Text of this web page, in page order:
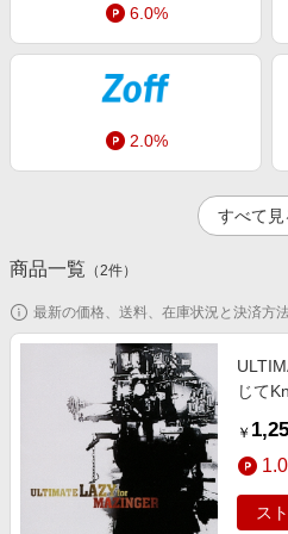
食品・スイーツ・お酒
日用品・キッチン用品
コスメ・健康・医薬品
キッズ・ベビー用品
家電・PC・スマホ・カメラ
ペット・花・DIY・車
旅行・レジャー・ホテル予約
生活・お役立ち
金融・マネー・保険
デジタルコンテンツ
ビジネス・その他サービス
初回購入者限定特典
新着ストアのご紹介
電子書籍特集
旅行特集
わくわく夏特集
とことん買い物チャレンジ
Apple公式サイト×楽天カード分割払
Qoo10メガポ
Samsung ボーナスキャンペーン
週末の高還元 夏の長期版
友達紹介
楽天IDでログイン/会員登録
6.0%
2.0%
ポイントなし
すべて見
商品一覧 （2件）
最新の価格、送料、在庫状況と決済方
じて
￥
ス